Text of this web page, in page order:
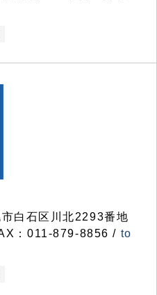
白石区川北2293番地
：011-879-8856 / to